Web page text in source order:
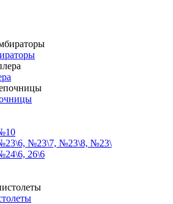
№23\7, №23\8, №23\
26\6